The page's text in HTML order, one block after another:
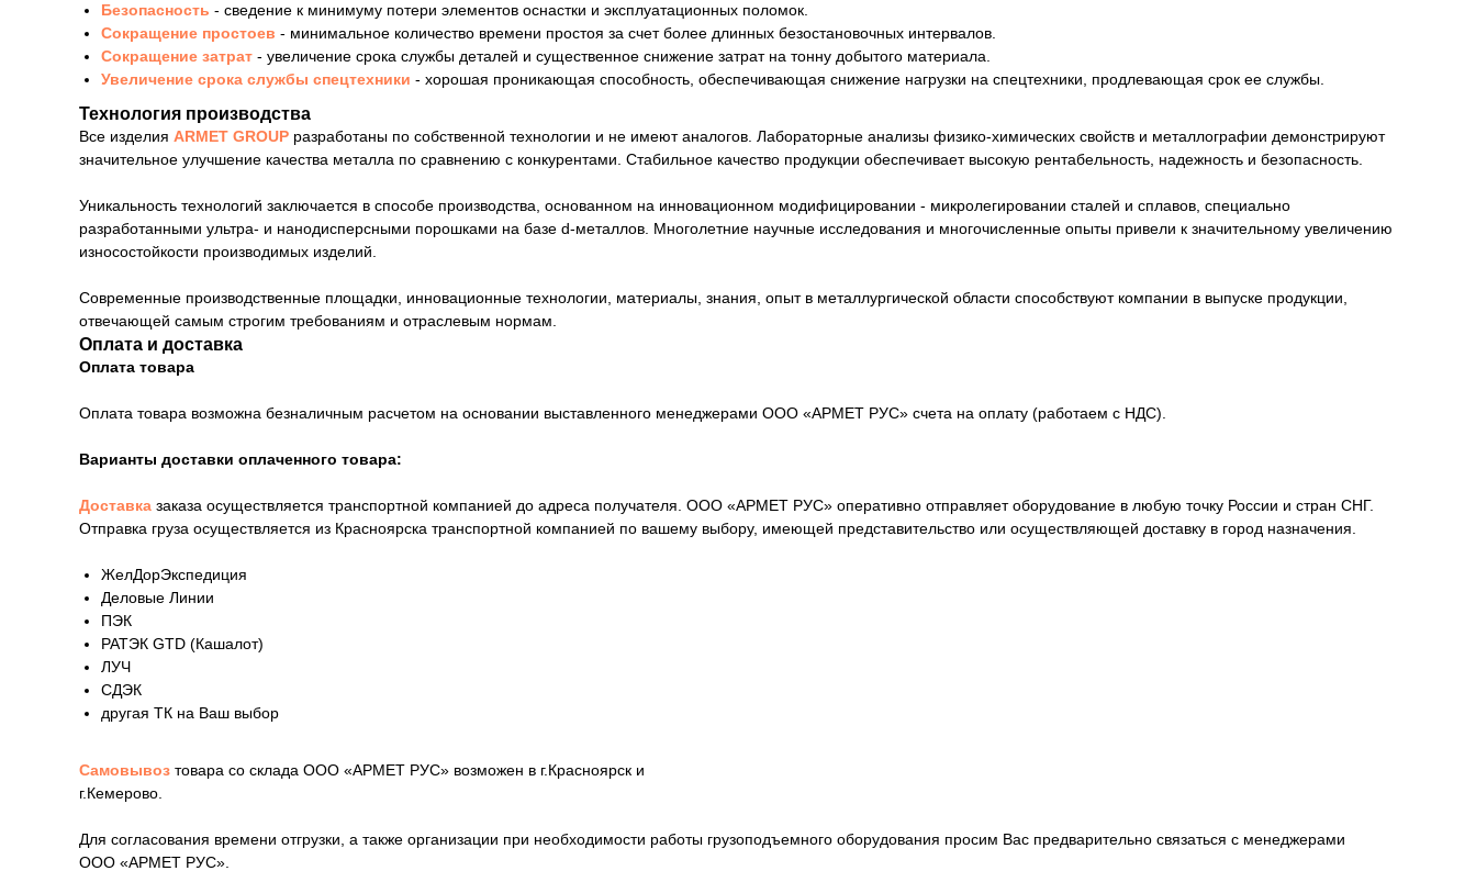
Безопасность - сведение к минимуму потери элементов оснастки и эксплуатационных поломок.
Сокращение простоев - минимальное количество времени простоя за счет более длинных безостановочных интервалов.
Сокращение затрат - увеличение срока службы деталей и существенное снижение затрат на тонну добытого материала.
Увеличение срока службы спецтехники - хорошая проникающая способность, обеспечивающая снижение нагрузки на спецтехники, продлевающая срок ее службы.
Технология производства
Все изделия ARMET GROUP разработаны по собственной технологии и не имеют аналогов. Лабораторные анализы физико-химических свойств и металлографии демонстрируют
значительное улучшение качества металла по сравнению с конкурентами. Стабильное качество продукции обеспечивает высокую рентабельность, надежность и безопасность.
Уникальность технологий заключается в способе производства, основанном на инновационном модифицировании - микролегировании сталей и сплавов, специально
разработанными ультра- и нанодисперсными порошками на базе d-металлов. Многолетние научные исследования и многочисленные опыты привели к значительному увеличению
износостойкости производимых изделий.
Современные производственные площадки, инновационные технологии, материалы, знания, опыт в металлургической области способствуют компании в выпуске продукции,
отвечающей самым строгим требованиям и отраслевым нормам.
Оплата и доставка
Оплата товара
Оплата товара возможна безналичным расчетом на основании выставленного менеджерами ООО «АРМЕТ РУС» счета на оплату (работаем с НДС).
Варианты доставки оплаченного товара:
Доставка заказа осуществляется транспортной компанией до адреса получателя. ООО «АРМЕТ РУС» оперативно отправляет оборудование в любую точку России и стран СНГ.
Отправка груза осуществляется из Красноярска транспортной компанией по вашему выбору, имеющей представительство или осуществляющей доставку в город назначения.
ЖелДорЭкспедиция
Деловые Линии
ПЭК
РАТЭК GTD (Кашалот)
ЛУЧ
СДЭК
другая ТК на Ваш выбор
Самовывоз товара со склада ООО «АРМЕТ РУС» возможен в г.Красноярск и
г.Кемерово.
Для согласования времени отгрузки, а также организации при необходимости работы грузоподъемного оборудования просим Вас предварительно связаться с менеджерами
ООО «АРМЕТ РУС».